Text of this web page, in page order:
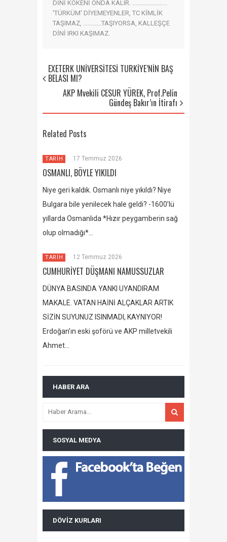
DİNİ KÖKENİ ONDA KALIR. .......................
'TÜRKÜM' DİYEMEYENLER, TC KİMLİK
TAŞIMAZ, ............TAŞIYORSA, KALLEŞÇE
DİNİ IRKI KAŞIMAZ.
EXETERK ÜNİVERSİTESİ TÜRKİYE’NİN BAŞ
BELASI MI?
AKP Mvekili CESUR YÜREK, Prof.Pelin
Gündeş Bakır’ın İtirafı
Related Posts
TARİH 17 Temmuz 2026
OSMANLI, BÖYLE YIKILDI
Niye geri kaldık. Osmanlı niye yıkıldı? Niye
Bulgara bile yenilecek hale geldi? -1600’lü
yıllarda Osmanlıda *Hızır peygamberin sağ
olup olmadığı*…
TARİH 12 Temmuz 2026
CUMHURİYET DÜŞMANI NAMUSSUZLAR
DÜNYA BASINDA YANKI UYANDIRAM
MAKALE. VATAN HAİNİ ALÇAKLAR ARTIK
SİZİN SUYUNUZ ISINMADI, KAYNIYOR!
Erdoğan’ın eski şoförü ve AKP milletvekili
Ahmet…
HABER ARA
SOSYAL MEDYA
DÖVIZ KURLARI